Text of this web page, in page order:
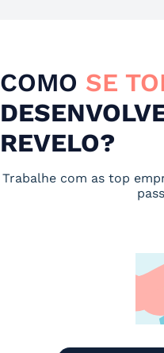
COMO SE
REVELO?
Trabalhe com as top